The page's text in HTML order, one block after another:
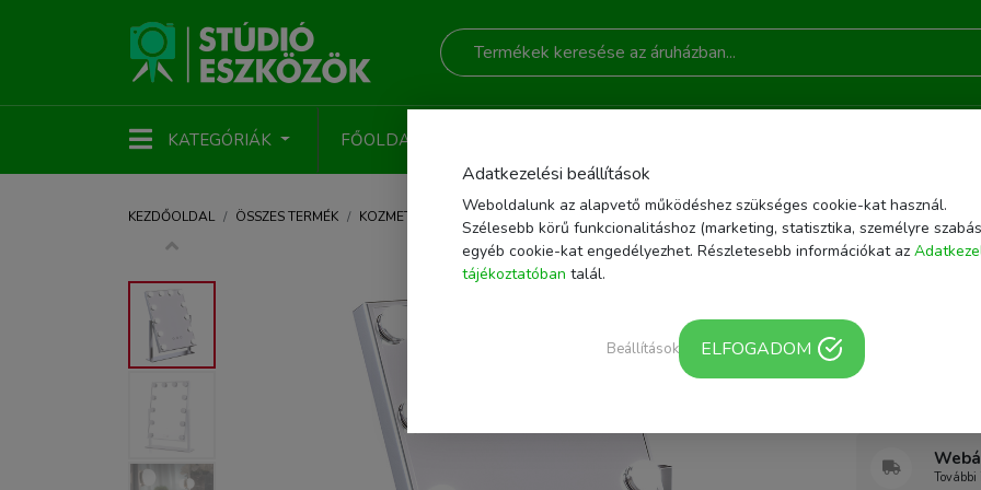
KATEGÓRIÁK FŐOLDAL
KEZDŐOLDAL ÖSSZES TERMÉK KOZMETIKA, SZÉPSÉGÁPOLÁS HOLLYWOOD TÜKÖR HOLLYWOOD TÜKÖR (HW-DC117-1)
| EAN/Vonalkód:
sminkes
asztali
További
Adatkezelési beállítások
Weboldalunk az alapvető működéshez szükséges cookie-kat használ.
Szélesebb körű funkcionalitáshoz (marketing, statisztika, személyre
egyéb cookie-kat engedélyezhet. Részletesebb információkat az
tájékoztatóban talál.
Beállítások ELFOGADOM